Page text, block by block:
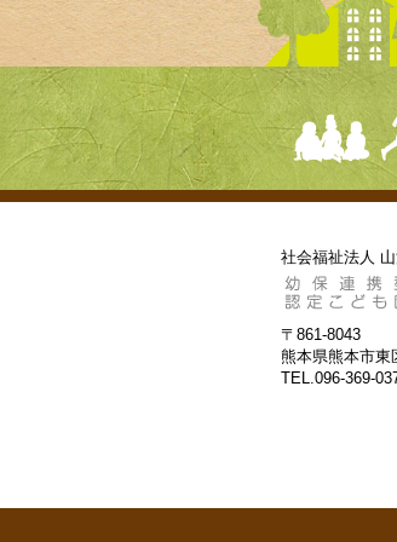
社会福祉法人
〒861-8043
熊本県熊本市東
TEL.096-369-